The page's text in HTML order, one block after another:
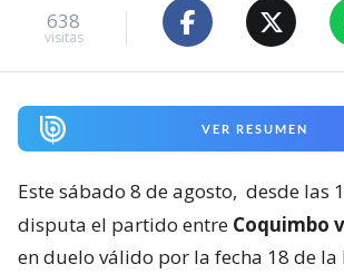
638
visitas
VER RESUMEN
Este sábado 8 de agosto, desde las
disputa el partido entre Coquimbo
en duelo válido por la fecha 18 de la